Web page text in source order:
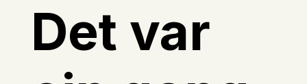
Det var